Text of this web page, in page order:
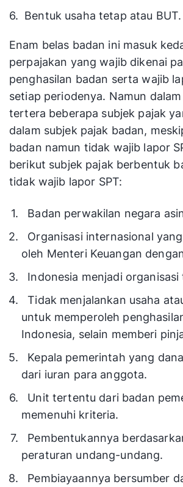
Bentuk usaha tetap atau BUT.
Enam belas badan ini masuk
perpajakan yang wajib dikenai
penghasilan badan serta wajib
setiap periodenya. Namun
tertera beberapa subjek pajak
dalam subjek pajak badan,
badan namun tidak wajib lapor
berikut subjek pajak berbentuk
tidak wajib lapor SPT:
Badan perwakilan negara
Organisasi internasional
oleh Menteri Keuangan
Indonesia menjadi organisasi
Tidak menjalankan usaha
untuk memperoleh
Indonesia, selain memberi
Kepala pemerintah yang
dari iuran para anggota.
Unit tertentu dari badan
memenuhi kriteria.
Pembentukannya
peraturan undang-undang.
Pembiayaannya bersumber